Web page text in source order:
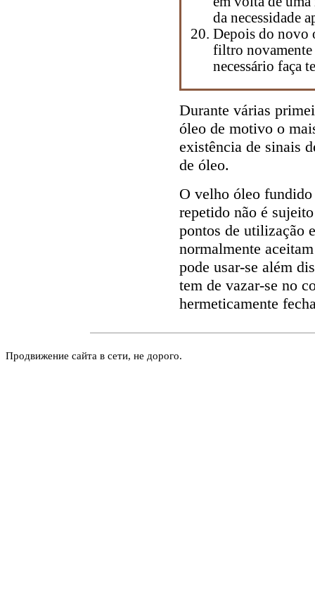
da necessidade
Depois do novo
filtro novamente
necessário faça
Durante várias
óleo de motivo o
existência de sinais
de óleo.
O velho óleo
repetido não é
pontos de utilização
normalmente
pode usar-se além
tem de vazar-se no
hermeticamente
Продвижение сайта в сети, не дорого.